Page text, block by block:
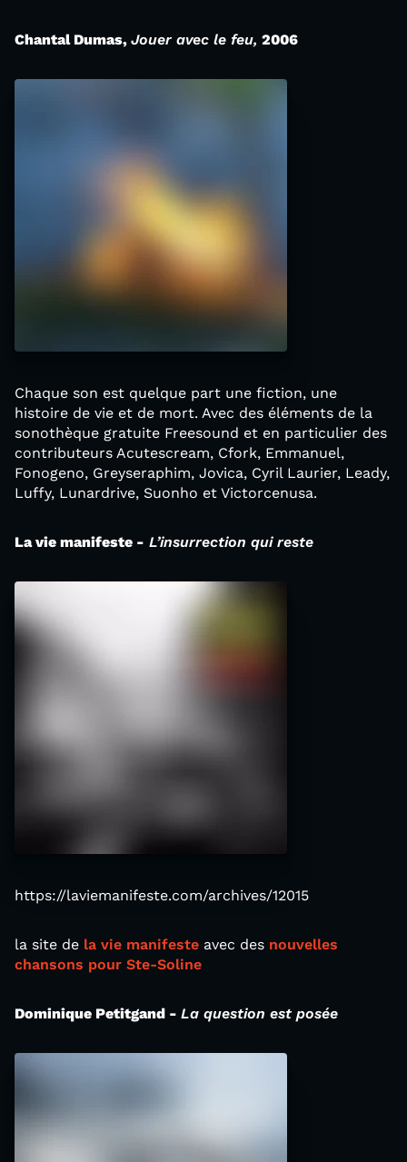
Chantal Dumas, Jouer avec le feu, 2006
Chaque son est quelque part une fiction, une
histoire de vie et de mort. Avec des éléments de la
sonothèque gratuite Freesound et en particulier des
contributeurs Acutescream, Cfork, Emmanuel,
Fonogeno, Greyseraphim, Jovica, Cyril Laurier, Leady,
Luffy, Lunardrive, Suonho et Victorcenusa.
La vie manifeste - L’insurrection qui reste
https://laviemanifeste.com/archives/12015
la site de la vie manifeste avec des nouvelles
chansons pour Ste-Soline
Dominique Petitgand - La question est posée